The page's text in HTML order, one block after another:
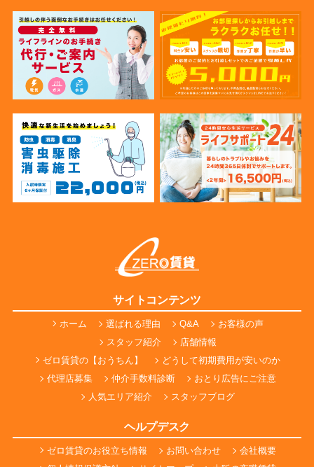
サイトコンテンツ
ホーム 選ばれる理由 Q&A
お客様の声
スタッフ紹介
店舗情報
ゼロ賃貸の【おうちん】
どうして初期費用が安いのか
代理店募集
仲介手数料診断
おとり広告にご注意
人気エリア紹介
スタッフブログ
ヘルプデスク
ゼロ賃貸のお役立ち情報 お問い合わせ
会社概要